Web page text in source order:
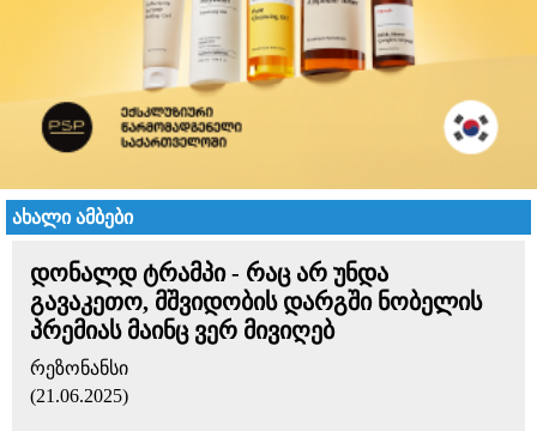
ახალი ამბები
დონალდ ტრამპი - რაც არ უნდა
გავაკეთო, მშვიდობის დარგში ნობელის
პრემიას მაინც ვერ მივიღებ
რეზონანსი
(21.06.2025)